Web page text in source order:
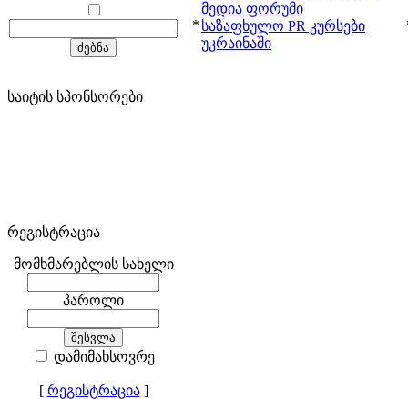
საიტის სპონსორები
რეგისტრაცია
მომხმარებლის სახელი
პაროლი
დამიმახსოვრე
[ რეგისტრაცია]
მედია ფორუმი
* საზაფხულო PR კურსები
უკრაინაში